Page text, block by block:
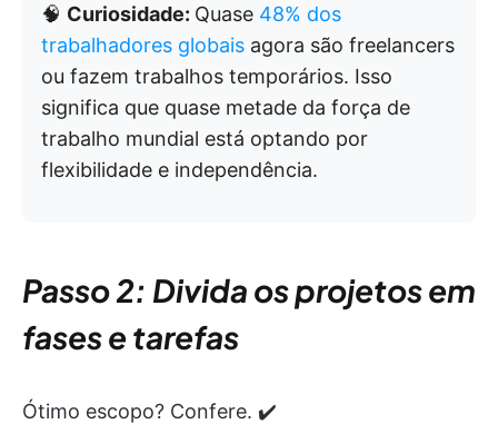
🧠 Curiosidade: Quase 48% dos
trabalhadores globais agora são freelancers
ou fazem trabalhos temporários. Isso
significa que quase metade da força de
trabalho mundial está optando por
flexibilidade e independência.
Passo 2: Divida os projetos em
fases e tarefas
Ótimo escopo? Confere. ✔️